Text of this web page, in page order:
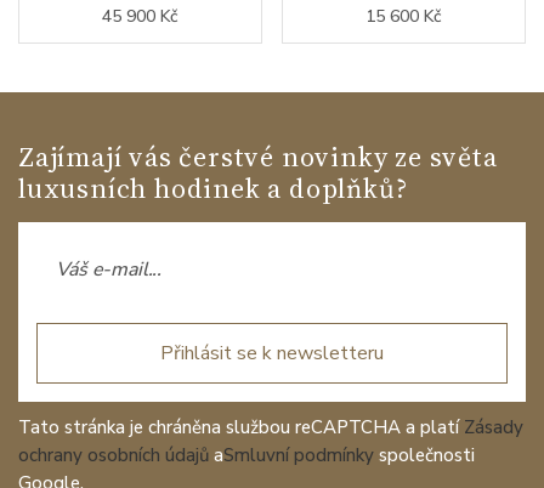
45 900 Kč 15 600 Kč
Zajímají vás čerstvé novinky ze světa
luxusních hodinek a doplňků?
Přihlásit se k newsletteru
Tato stránka je chráněna službou reCAPTCHA a platí Zásady
ochrany osobních údajů aSmluvní podmínky společnosti
Google.